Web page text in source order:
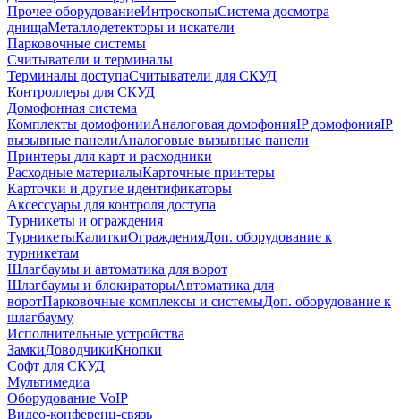
Прочее оборудованиеИнтроскопыСистема досмотра
днищаМеталлодетекторы и искатели
Парковочные системы
Считыватели и терминалы
Терминалы доступаСчитыватели для СКУД
Контроллеры для СКУД
Домофонная система
Комплекты домофонииАналоговая домофонияIP домофонияIP
вызывные панелиАналоговые вызывные панели
Принтеры для карт и расходники
Расходные материалыКарточные принтеры
Карточки и другие идентификаторы
Аксессуары для контроля доступа
Турникеты и ограждения
ТурникетыКалиткиОгражденияДоп. оборудование к
турникетам
Шлагбаумы и автоматика для ворот
Шлагбаумы и блокираторыАвтоматика для
воротПарковочные комплексы и системыДоп. оборудование к
шлагбауму
Исполнительные устройства
ЗамкиДоводчикиКнопки
Софт для СКУД
Мультимедиа
Оборудование VoIP
Видео-конференц-связь